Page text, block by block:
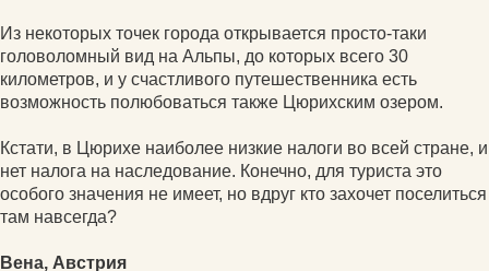
Из некоторых точек города открывается просто-таки
головоломный вид на Альпы, до которых всего 30
километров, и у счастливого путешественника есть
возможность полюбоваться также Цюрихским озером.
Кстати, в Цюрихе наиболее низкие налоги во всей стране, и
нет налога на наследование. Конечно, для туриста это
особого значения не имеет, но вдруг кто захочет поселиться
там навсегда?
Вена, Австрия